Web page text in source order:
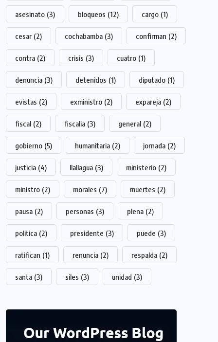
asesinato (3) bloqueos (12) cargo (1)
cesar (2) cochabamba (3) confirman (2)
contra (2) crisis (3) cuatro (1)
denuncia (3) detenidos (1) diputado (1)
evistas (2) exministro (2) expareja (2)
fiscal (2) fiscalia (3) general (2)
gobierno (5) humanitaria (2) jornada (2)
justicia (4) llallagua (3) ministerio (2)
ministro (2) morales (7) muertes (2)
pausa (2) personas (3) plena (2)
politica (2) presidente (3) puede (3)
ratifican (1) renuncia (2) respalda (2)
santa (3) siles (3) unidad (3)